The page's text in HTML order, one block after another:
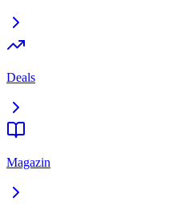
Deals
Magazin